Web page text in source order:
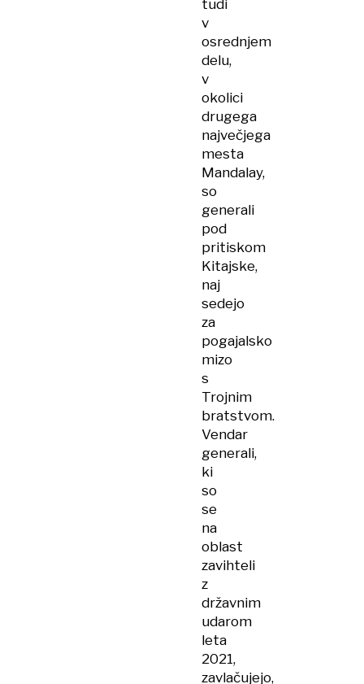
tudi
v
osrednjem
delu,
v
okolici
drugega
največjega
mesta
Mandalay,
so
generali
pod
pritiskom
Kitajske,
naj
sedejo
za
pogajalsko
mizo
s
Trojnim
bratstvom.
Vendar
generali,
ki
so
se
na
oblast
zavihteli
z
državnim
udarom
leta
2021,
zavlačujejo,